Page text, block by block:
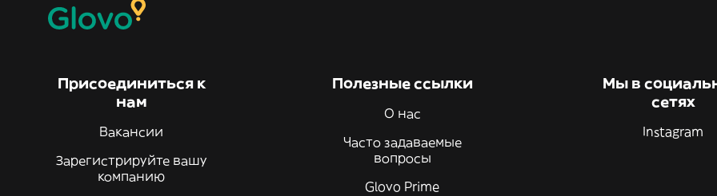
Присоединиться к
нам
Вакансии
Зарегистрируйте вашу
компанию
Полезные ссылки
О нас
Часто задаваемые
вопросы
Glovo Prime
Мы в
сетях
Instagram